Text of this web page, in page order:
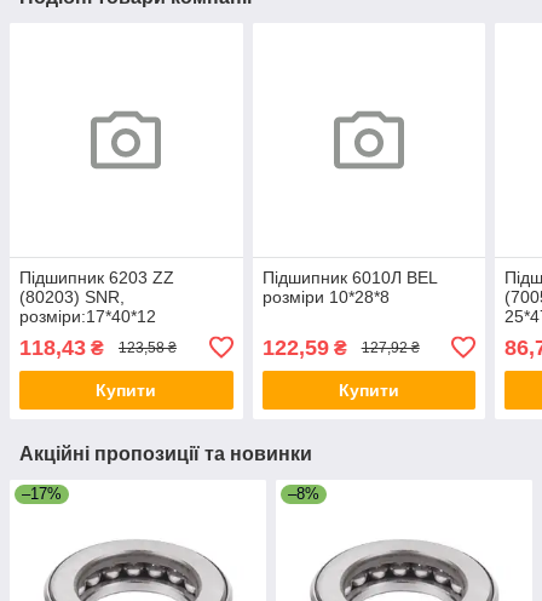
Підшипник 6203 ZZ
(80203) SNR,
розміри:17*40*12
118,43 ₴ 123,58 ₴
Купити
Підшипник 6010Л BEL
розміри 10*28*8
122,59₴ 127,92 ₴
Купити
Акційні пропозиції та новинки
–17% –8%